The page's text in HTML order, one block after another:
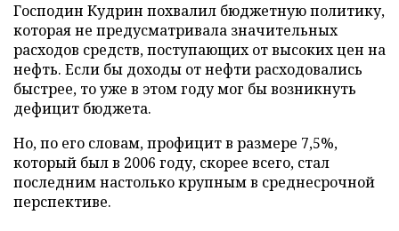
Господин Кудрин похвалил бюджетную политику,
которая не предусматривала значительных
расходов средств, поступающих от высоких цен на
нефть. Если бы доходы от нефти расходовались
быстрее, то уже в этом году мог бы возникнуть
дефицит бюджета.
Но, по его словам, профицит в размере 7,5%,
который был в 2006 году, скорее всего, стал
последним настолько крупным в среднесрочной
перспективе.